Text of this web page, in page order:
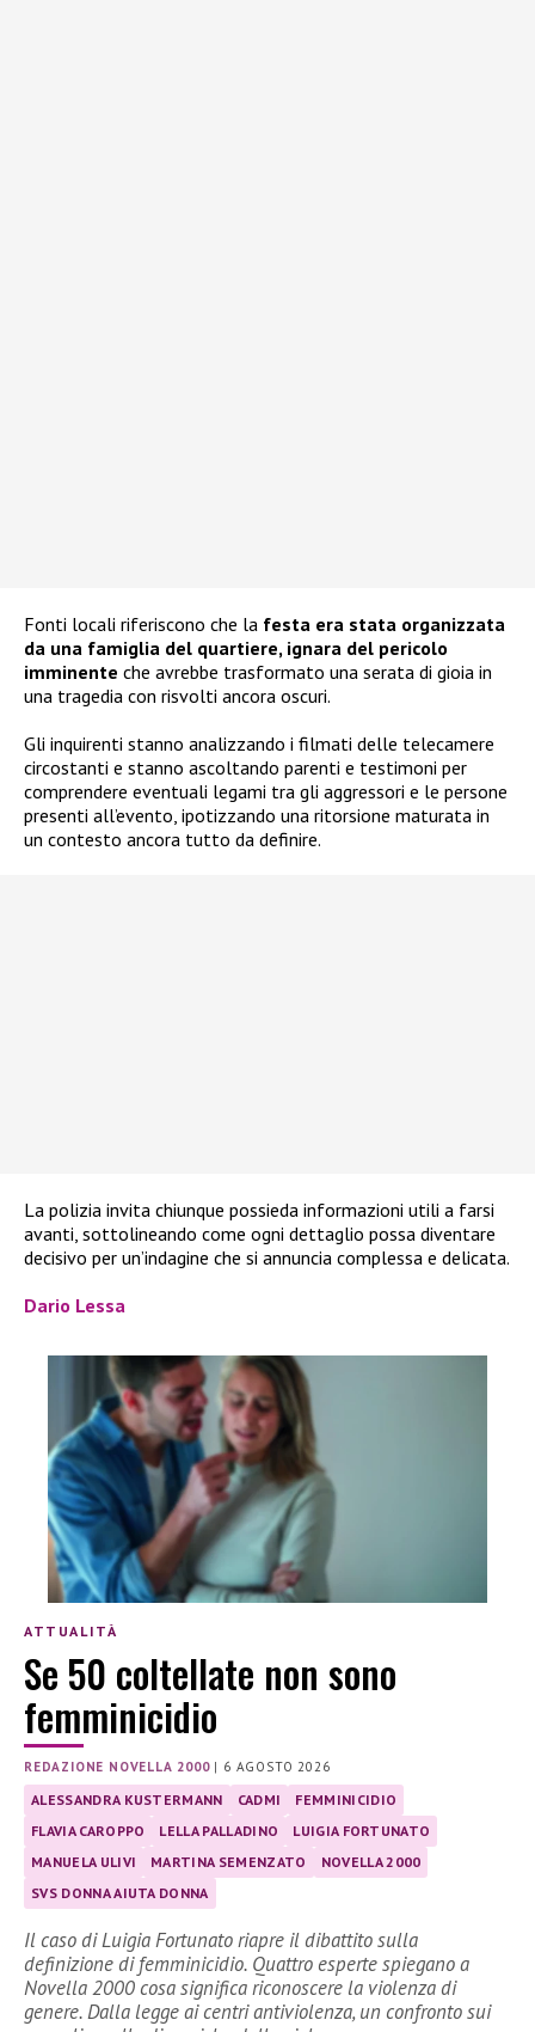
Fonti locali riferiscono che la festa era stata organizzata
da una famiglia del quartiere, ignara del pericolo
imminente che avrebbe trasformato una serata di gioia in
una tragedia con risvolti ancora oscuri.
Gli inquirenti stanno analizzando i filmati delle telecamere
circostanti e stanno ascoltando parenti e testimoni per
comprendere eventuali legami tra gli aggressori e le persone
presenti all’evento, ipotizzando una ritorsione maturata in
un contesto ancora tutto da definire.
La polizia invita chiunque possieda informazioni utili a farsi
avanti, sottolineando come ogni dettaglio possa diventare
decisivo per un’indagine che si annuncia complessa e delicata.
Dario Lessa
ATTUALITÀ
Se 50 coltellate non sono
femminicidio
REDAZIONE NOVELLA 2000| 6 AGOSTO 2026
ALESSANDRA KUSTERMANN CADMI
FEMMINICIDIO
FLAVIA CAROPPO
LELLA PALLADINO
LUIGIA FORTUNATO
MANUELA ULIVI
MARTINA SEMENZATO
NOVELLA 2000
SVS DONNA AIUTA DONNA
Il caso di Luigia Fortunato riapre il dibattito sulla
definizione di femminicidio. Quattro esperte spiegano a
Novella 2000 cosa significa riconoscere la violenza di
genere. Dalla legge ai centri antiviolenza, un confronto sui